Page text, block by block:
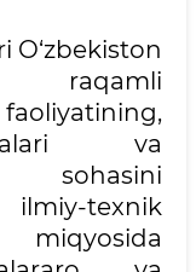
O‘zbekiston
va
sohasini
texnik